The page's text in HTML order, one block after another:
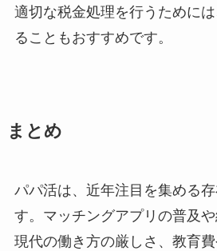
適切な税金処理を行うために
ることもおすすめです。
まとめ
パパ活は、近年注目を集める
す。マッチングアプリの普及や
現代の働き方の厳しさ、教育